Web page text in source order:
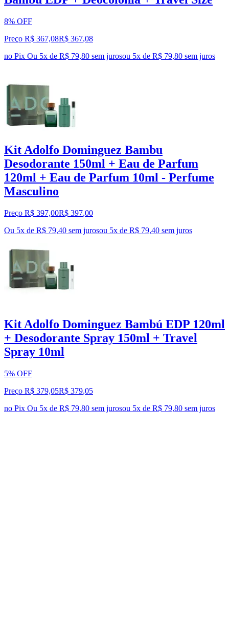
8% OFF
Preço R$ 367,08R$ 367,08
no Pix Ou 5x de R$ 79,80 sem jurosou 5x de R$ 79,80 sem juros
Kit Adolfo Dominguez Bambu
Desodorante 150ml + Eau de Parfum
120ml + Eau de Parfum 10ml - Perfume
Masculino
Preço R$ 397,00R$ 397,00
Ou 5x de R$ 79,40 sem jurosou 5x de R$ 79,40 sem juros
Kit Adolfo Dominguez Bambú EDP 120ml
+ Desodorante Spray 150ml + Travel
Spray 10ml
5% OFF
Preço R$ 379,05R$ 379,05
no Pix Ou 5x de R$ 79,80 sem jurosou 5x de R$ 79,80 sem juros